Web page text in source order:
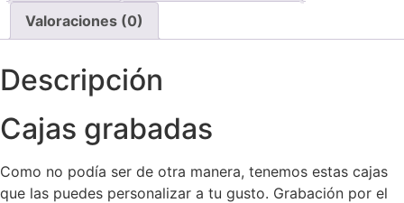
Valoraciones (0)
Descripción
Cajas grabadas
Como no podía ser de otra manera, tenemos estas cajas
que las puedes personalizar a tu gusto. Grabación por el